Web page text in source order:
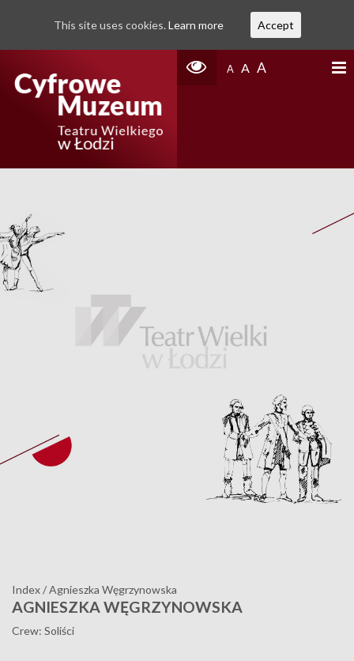
A A A
Index/Agnieszka Węgrzynowska
AGNIESZKA WĘGRZYNOWSKA
Crew: Soliści
This site uses cookies. Learn more Accept